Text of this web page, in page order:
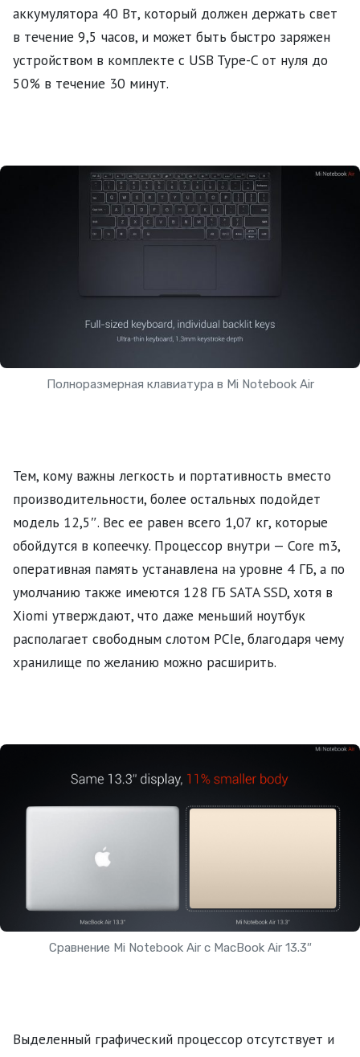
аккумулятора 40 Вт, который должен держать свет
в течение 9,5 часов, и может быть быстро заряжен
устройством в комплекте с USB Type-C от нуля до
50% в течение 30 минут.
Полноразмерная клавиатура в Mi Notebook Air
Тем, кому важны легкость и портативность вместо
производительности, более остальных подойдет
модель 12,5″. Вес ее равен всего 1,07 кг, которые
обойдутся в копеечку. Процессор внутри — Core m3,
оперативная память устанавлена на уровне 4 ГБ, а по
умолчанию также имеются 128 ГБ SATA SSD, хотя в
Xiomi утверждают, что даже меньший ноутбук
располагает свободным слотом PCIe, благодаря чему
хранилище по желанию можно расширить.
Сравнение Mi Notebook Air с MacBook Air 13.3″
Выделенный графический процессор отсутствует и